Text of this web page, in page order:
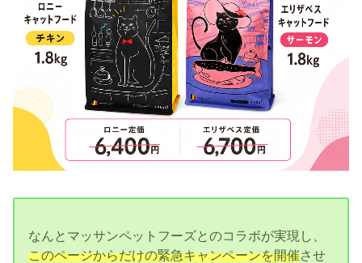
なんとマッサンペットフーズとのコラボが実現し、
このページからだけの緊急キャンペーンを開催させ